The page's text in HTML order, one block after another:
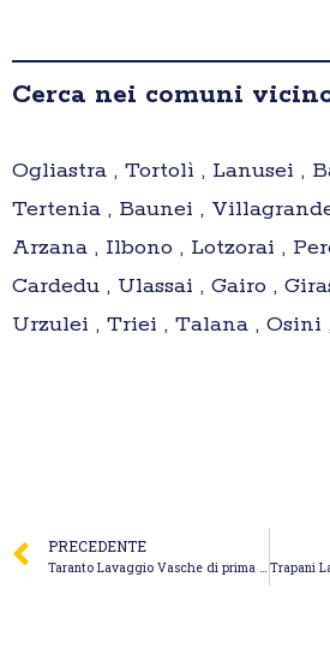
Cerca nei comuni
Ogliastra , Tortolì , Lanusei ,
Tertenia , Baunei ,
Arzana , Ilbono , Lotzorai ,
Cardedu , Ulassai , Gairo ,
Urzulei , Triei , Talana , Osini
PRECEDENTE
Taranto Lavaggio Vasche di prima pioggia – Dinoi Spurgo